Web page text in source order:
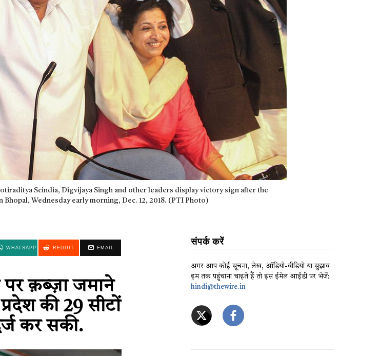
Scindia, Digvijaya Singh and other leaders display victory sign after the
Wednesday early morning, Dec. 12, 2018. (PTI Photo)
WHATSAPP REDDIT EMAIL
पर क़ब्ज़ा जमाने
की 29 सीटों
कर सकी.
संपर्क करें
अगर आप कोई सूचना, लेख, ऑडियो-वीडियो या सुझाव
हम तक पहुंचाना चाहते हैं तो इस ईमेल आईडी पर भेजें:
hindi@thewire.in